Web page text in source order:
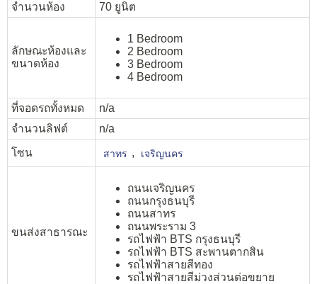
จำนวนห้อง
70 ยูนิต
ลักษณะห้องและ
ขนาดห้อง
1 Bedroom
2 Bedroom
3 Bedroom
4 Bedroom
ที่จอดรถทั้งหมด
n/a
จำนวนลิฟต์
n/a
โซน
สาทร , เจริญนคร
ขนส่งสาธารณะ
ถนนเจริญนคร
ถนนกรุงธนบุรี
ถนนสาทร
ถนนพระราม 3
รถไฟฟ้า BTS กรุงธนบุรี
รถไฟฟ้า BTS สะพานตากสิน
รถไฟฟ้าสายสีทอง
รถไฟฟ้าสายสีม่วงส่วนต่อขยาย